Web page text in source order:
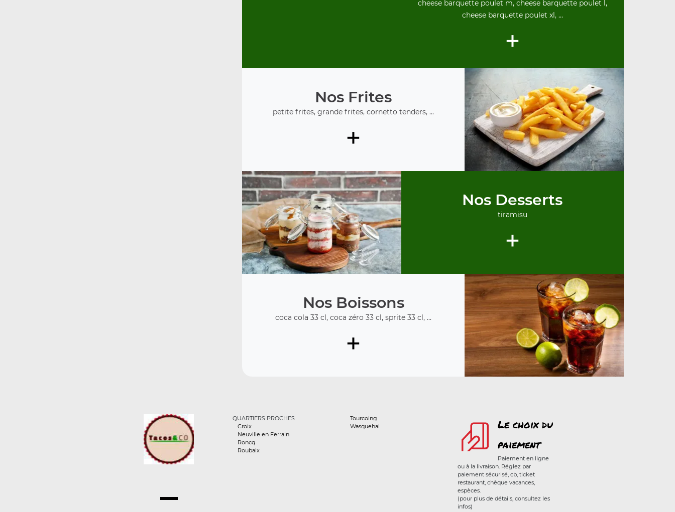
cheese barquette poulet m, cheese barquette poulet l,
cheese barquette poulet xl, ...
+
Nos Frites
petite frites, grande frites, cornetto tenders, ...
+
Nos Desserts
tiramisu
+
Nos Boissons
coca cola 33 cl, coca zéro 33 cl, sprite 33 cl, ...
+
QUARTIERS PROCHES
Croix
Neuville en Ferrain
Roncq
Roubaix
Tourcoing
Wasquehal
Le choix du
paiement
Paiement en ligne
ou à la livraison. Réglez par
paiement sécurisé, cb, ticket
restaurant, chèque vacances,
espèces.
(pour plus de détails, consultez les
infos)